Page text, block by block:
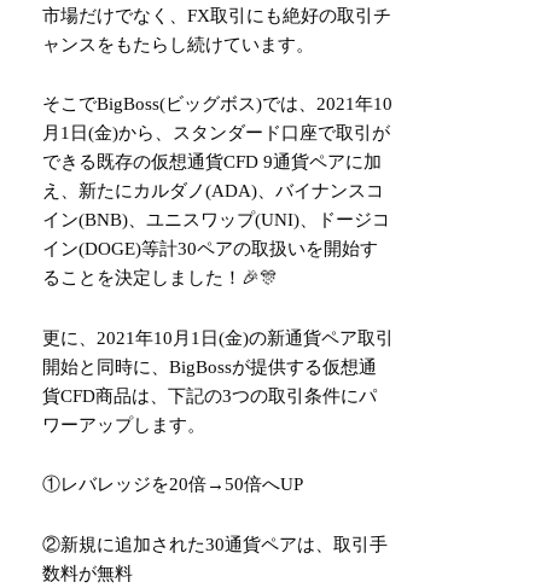
市場だけでなく、FX取引にも絶好の取引チ
ャンスをもたらし続けています。
そこでBigBoss(ビッグボス)では、2021年10
月1日(金)から、スタンダード口座で取引が
できる既存の仮想通貨CFD 9通貨ペアに加
え、新たにカルダノ(ADA)、バイナンスコ
イン(BNB)、ユニスワップ(UNI)、ドージコ
イン(DOGE)等計30ペアの取扱いを開始す
ることを決定しました！🎉🎊
更に、2021年10月1日(金)の新通貨ペア取引
開始と同時に、BigBossが提供する仮想通
貨CFD商品は、下記の3つの取引条件にパ
ワーアップします。
①レバレッジを20倍→50倍へUP
②新規に追加された30通貨ペアは、取引手
数料が無料